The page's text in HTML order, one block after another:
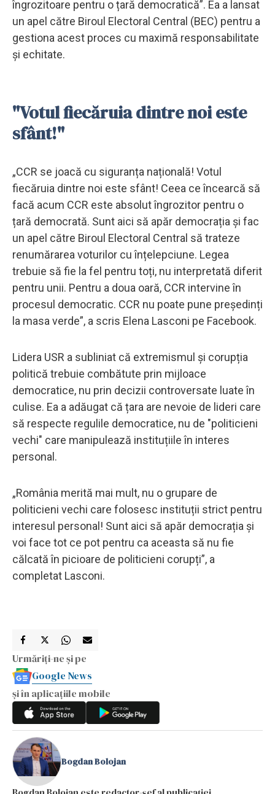
îngrozitoare pentru o țară democratică”. Ea a lansat
un apel către Biroul Electoral Central (BEC) pentru a
gestiona acest proces cu maximă responsabilitate
și echitate.
"Votul fiecăruia dintre noi este
sfânt!"
„CCR se joacă cu siguranța națională! Votul
fiecăruia dintre noi este sfânt! Ceea ce încearcă să
facă acum CCR este absolut îngrozitor pentru o
țară democrată. Sunt aici să apăr democrația și fac
un apel către Biroul Electoral Central să trateze
renumărarea voturilor cu înțelepciune. Legea
trebuie să fie la fel pentru toți, nu interpretată diferit
pentru unii. Pentru a doua oară, CCR intervine în
procesul democratic. CCR nu poate pune președinți
la masa verde”, a scris Elena Lasconi pe Facebook.
Lidera USR a subliniat că extremismul și corupția
politică trebuie combătute prin mijloace
democratice, nu prin decizii controversate luate în
culise. Ea a adăugat că țara are nevoie de lideri care
să respecte regulile democratice, nu de "politicieni
vechi" care manipulează instituțiile în interes
personal.
„România merită mai mult, nu o grupare de
politicieni vechi care folosesc instituții strict pentru
interesul personal! Sunt aici să apăr democrația și
voi face tot ce pot pentru ca aceasta să nu fie
călcată în picioare de politicieni corupți”, a
completat Lasconi.
Urmăriți-ne și pe
Google News
și în aplicațiile mobile
Bogdan Bolojan